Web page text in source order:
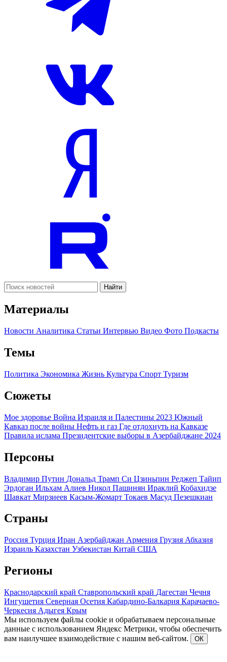
Найти
Материалы
Новости Аналитика Статьи Интервью Видео Фото Подкасты
Темы
Политика Экономика Жизнь Культура Спорт Туризм
Сюжеты
Мое здоровье Война Израиля и Палестины 2023 Южный
Кавказ после войны Нефть и газ Где отдохнуть на Кавказе
Правила ислама Президентские выборы в Азербайджане 2024
Персоны
Владимир Путин Дональд Трамп Си Цзиньпин Реджеп Тайип
Эрдоган Ильхам Алиев Никол Пашинян Ираклий Кобахидзе
Шавкат Мирзиеев Касым-Жомарт Токаев Масуд Пезешкиан
Страны
Россия Турция Иран Азербайджан Армения Грузия Абхазия
Израиль Казахстан Узбекистан Китай США
Регионы
Краснодарский край Ставропольский край Дагестан Чечня
Ингушетия Северная Осетия Кабардино-Балкария Карачаево-
Черкесия Адыгея Крым
Мы используем файлы cookie и обрабатываем персональные
данные с использованием Яндекс Метрики, чтобы обеспечить
вам наилучшее взаимодействие с нашим веб-сайтом.
ОК